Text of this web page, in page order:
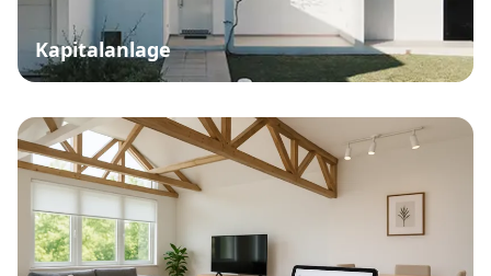
Kapitalanlage